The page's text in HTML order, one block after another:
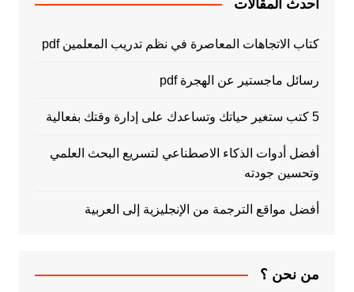
أحدث المقالات
كتاب الاتجاهات المعاصرة في نظم تدريب المعلمين pdf
رسائل ماجستير عن الهجرة pdf
5 كتب ستغير حياتك وتساعدك على إدارة وقتك بفعالية
أفضل أدوات الذكاء الاصطناعي لتسريع البحث العلمي
وتحسين جودته
أفضل مواقع الترجمة من الإنجليزية إلى العربية
من نحن ؟